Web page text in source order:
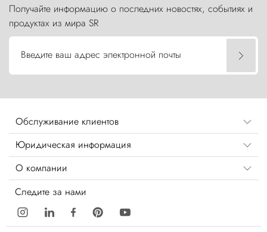
Получайте информацию о последних новостях, событиях и
продуктах из мира SR
Введите ваш адрес электронной почты
Обслуживание клиентов
Юридическая информация
О компании
Следите за нами